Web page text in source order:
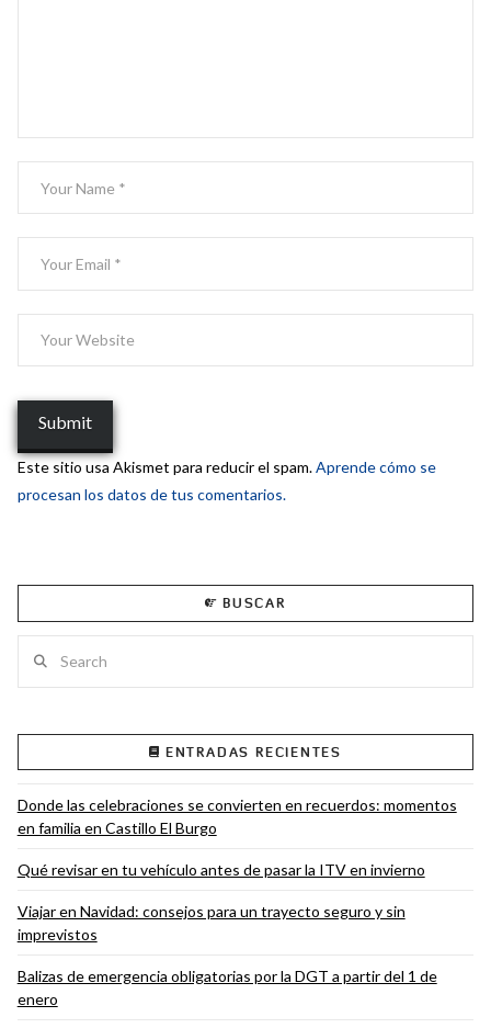
Este sitio usa Akismet para reducir el spam.Aprende cómo se
procesan los datos de tus comentarios.
BUSCAR
ENTRADAS RECIENTES
Donde las celebraciones se convierten en recuerdos: momentos
en familia en Castillo El Burgo
Qué revisar en tu vehículo antes de pasar la ITV en invierno
Viajar en Navidad: consejos para un trayecto seguro y sin
imprevistos
Balizas de emergencia obligatorias por la DGT a partir del 1 de
enero